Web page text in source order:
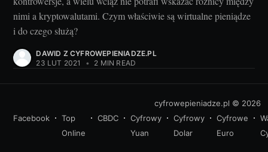
nimi a kryptowalutami. Czym właściwie są wirtualne pieniądze
i do czego służą?
DAWID Z CYFROWEPIENIADZE.PL
23 LUT 2021
• 2 MIN READ
cyfrowepieniadze.pl © 2026
Facebook
Top
Online
CBDC
Cyfrowy
Yuan
Cyfrowy
Dolar
Cyfrowe
Euro